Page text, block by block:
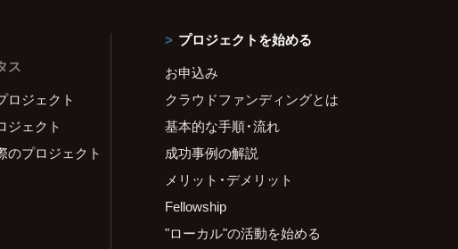
ス
ロジェクト
ジェクト
のプロジェクト
プロジェクトを始める
お申込み
クラウドファンディングとは
基本的な手順・流れ
成功事例の解説
メリット・デメリット
Fellowship
"ローカル"の活動を始める